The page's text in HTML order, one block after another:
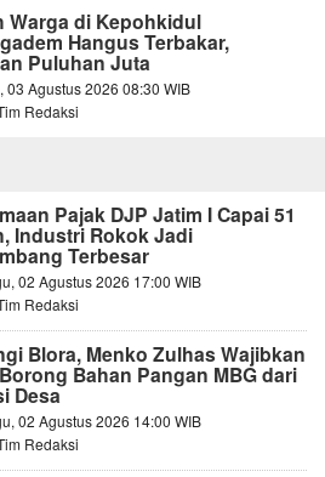
Warga di Kepohkidul
Hangus Terbakar,
Puluhan Juta
03 Agustus 2026 08:30 WIB
Redaksi
Pajak DJP Jatim I Capai 51
Industri Rokok Jadi
Terbesar
02 Agustus 2026 17:00 WIB
Redaksi
Blora, Menko Zulhas Wajibkan
Bahan Pangan MBG dari
Desa
02 Agustus 2026 14:00 WIB
Redaksi